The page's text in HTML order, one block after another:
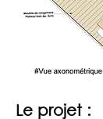
Le projet :